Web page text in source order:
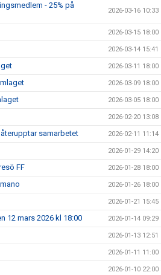
- 25% på
2026-03-16 10:33
2026-03-15 18:00
2026-03-14 15:41
2026-03-11 18:00
2026-03-09 18:00
2026-03-05 18:00
2026-02-20 13:08
samarbetet 2026-02-11 11:14
2026-01-29 14:20
FF 2026-01-28 18:00
2026-01-26 18:00
2026-01-21 15:45
12 mars 2026 kl 18:00 2026-01-14 09:29
2026-01-13 12:51
2026-01-11 11:00
2026-01-10 22:00